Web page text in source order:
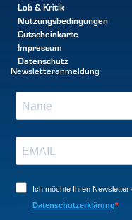
Lob & Kritik
Nutzungsbedingungen
Gutscheinkarte
Impressum
Datenschutz
Newsletteranmeldung
Ich möchte Ihren
Datenschutzerklärung